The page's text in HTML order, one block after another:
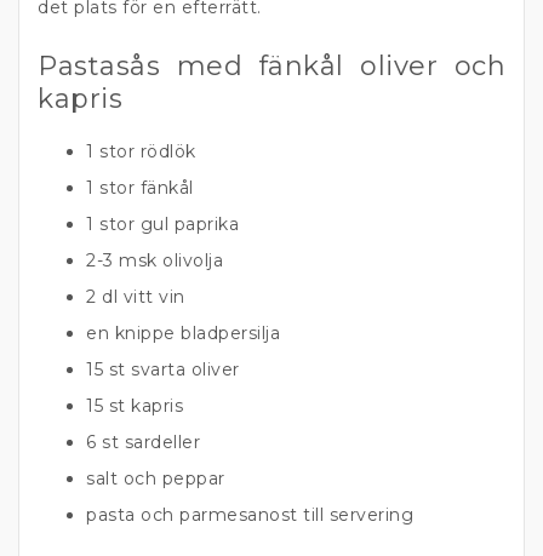
det plats för en efterrätt.
Pastasås med fänkål oliver och
kapris
1 stor rödlök
1 stor fänkål
1 stor gul paprika
2-3 msk olivolja
2 dl vitt vin
en knippe bladpersilja
15 st svarta oliver
15 st kapris
6 st sardeller
salt och peppar
pasta och parmesanost till servering